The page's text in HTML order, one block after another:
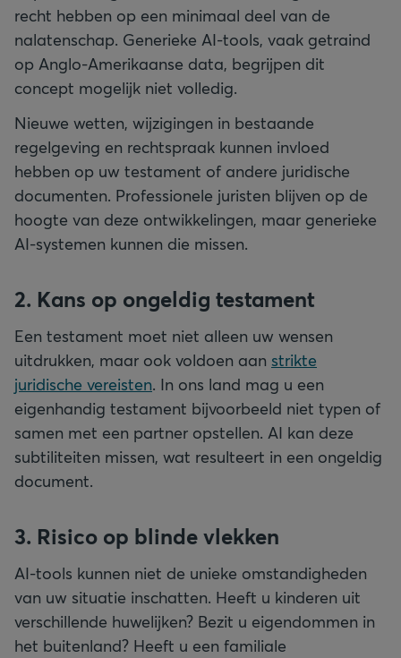
recht hebben op een minimaal deel van de
nalatenschap. Generieke AI-tools, vaak getraind
op Anglo-Amerikaanse data, begrijpen dit
concept mogelijk niet volledig.
Nieuwe wetten, wijzigingen in bestaande
regelgeving en rechtspraak kunnen invloed
hebben op uw testament of andere juridische
documenten. Professionele juristen blijven op de
hoogte van deze ontwikkelingen, maar generieke
AI-systemen kunnen die missen.
2. Kans op ongeldig testament
Een testament moet niet alleen uw wensen
uitdrukken, maar ook voldoen aan strikte
juridische vereisten. In ons land mag u een
eigenhandig testament bijvoorbeeld niet typen of
samen met een partner opstellen. AI kan deze
subtiliteiten missen, wat resulteert in een ongeldig
document.
3. Risico op blinde vlekken
AI-tools kunnen niet de unieke omstandigheden
van uw situatie inschatten. Heeft u kinderen uit
verschillende huwelijken? Bezit u eigendommen in
het buitenland? Heeft u een familiale